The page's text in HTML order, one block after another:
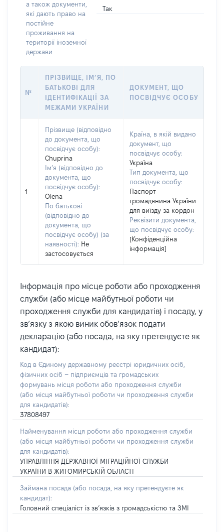
а також документи,
які дають право на
постійне
проживання на
території іноземної
держави
Так
№
ПРІЗВИЩЕ, ІМ’Я, ПО
БАТЬКОВІ ДЛЯ
ІДЕНТИФІКАЦІЇ ЗА
МЕЖАМИ УКРАЇНИ
ДОКУМЕНТ, ЩО
ПОСВІДЧУЄ ОСОБУ
1
Прізвище (відповідно
до документа, що
посвідчує особу):
Chuprina
Ім’я (відповідно до
документа, що
посвідчує особу):
Olena
По батькові
(відповідно до
документа, що
посвідчує особу) (за
наявності): Не
застосовується
Країна, в якій видано
документ, що
посвідчує особу:
Україна
Тип документа, що
посвідчує особу:
Паспорт
громадянина України
для виїзду за кордон
Реквізити документа,
що посвідчує особу:
[Конфіденційна
інформація]
Інформація про місце роботи або проходження
служби (або місце майбутньої роботи чи
проходження служби для кандидатів) і посаду, у
зв’язку з якою виник обов’язок подати
декларацію (або посада, на яку претендуєте як
кандидат):
Код в Єдиному державному реєстрі юридичних осіб,
фізичних осіб – підприємців та громадських
формувань місця роботи або проходження служби
(або місця майбутньої роботи чи проходження служби
для кандидатів):
37808497
Найменування місця роботи або проходження служби
(або місця майбутньої роботи чи проходження служби
для кандидатів):
УПРАВЛІННЯ ДЕРЖАВНОЇ МІГРАЦІЙНОЇ СЛУЖБИ
УКРАЇНИ В ЖИТОМИРСЬКІЙ ОБЛАСТІ
Займана посада (або посада, на яку претендуєте як
кандидат):
Головний спеціаліст із зв’язків з громадськістю та ЗМІ